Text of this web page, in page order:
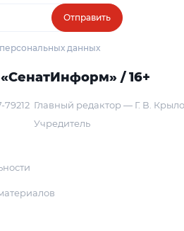
Отправить
данных
/ 16+
Главный редактор — Г. В.
Учредитель